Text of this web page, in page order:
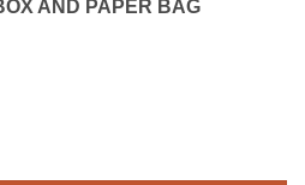
AND PAPER BAG